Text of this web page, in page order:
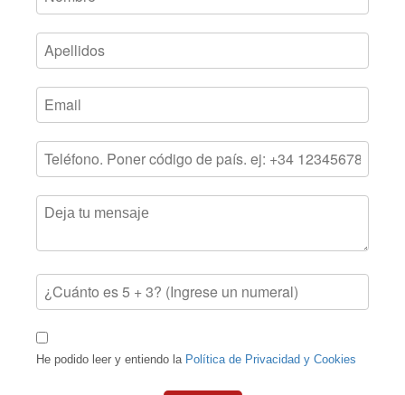
He podido leer y entiendo la Política de Privacidad y Cookies